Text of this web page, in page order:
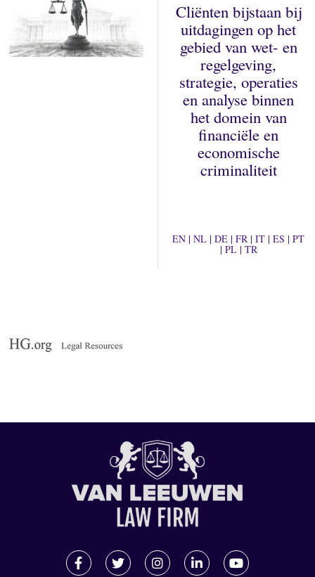
Cliënten bijstaan bij
uitdagingen op het
gebied van wet- en
regelgeving,
strategie, operaties
en analyse binnen
het domein van
financiële en
economische
criminaliteit
EN |NL |DE |FR |IT |ES |PT
| PL| TR